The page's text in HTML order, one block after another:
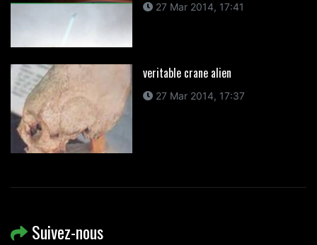
27 Mar 2014, 17:41
veritable crane alien
27 Mar 2014, 17:37
Suivez-nous